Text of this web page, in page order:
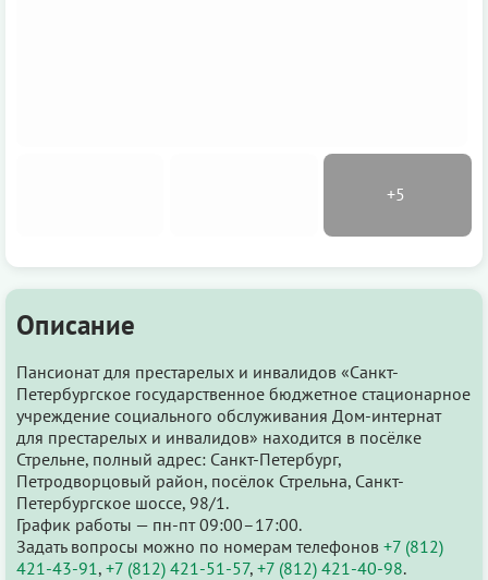
Описание
Пансионат для престарелых и инвалидов «Санкт-
Петербургское государственное бюджетное стационарное
учреждение социального обслуживания Дом-интернат
для престарелых и инвалидов» находится в посёлке
Стрельне, полный адрес: Санкт-Петербург,
Петродворцовый район, посёлок Стрельна, Санкт-
Петербургское шоссе, 98/1.
График работы — пн-пт 09:00–17:00.
Задать вопросы можно по номерам телефонов +7 (812)
421-43-91 , +7 (812) 421-51-57, +7 (812) 421-40-98.